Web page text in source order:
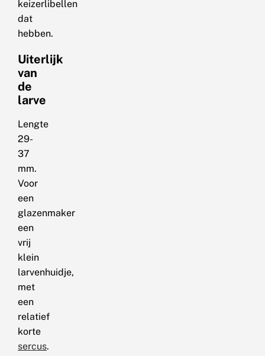
keizerlibellen
dat
hebben.
Uiterlijk
van
de
larve
Lengte
29-
37
mm.
Voor
een
glazenmaker
een
vrij
klein
larvenhuidje,
met
een
relatief
korte
sercus.